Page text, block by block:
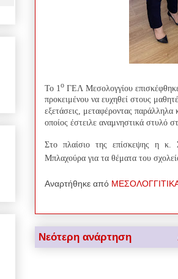
Το 1ο ΓΕΛ Μεσολογγίου
προκειμένου να ευχηθεί στους
εξετάσεις, μεταφέροντας
οποίος έστειλε αναμνηστικά στυλό
Στο πλαίσιο της επίσκεψης η κ.
Μπλαχούρα για τα θέματα του
Αναρτήθηκε από
Νεότερη ανάρτηση